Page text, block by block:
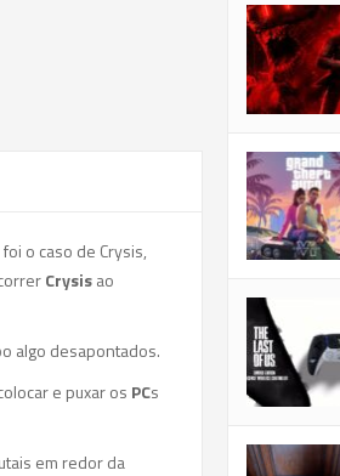
o caso de Crysis,
Crysisao
algo desapontados.
e puxar os PCs
em redor da